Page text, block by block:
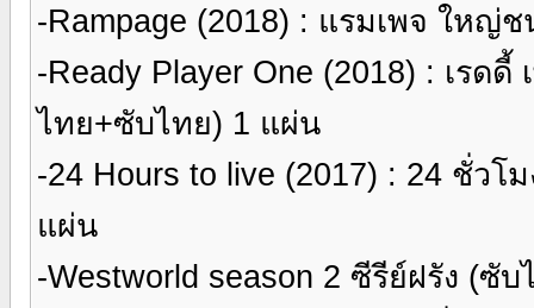
-Rampage (2018) : แรมเพจ ใหญ่
-Ready Player One (2018) : เรด
ไทย+ซับไทย) 1 แผ่น
-24 Hours to live (2017) : 24 ชั่วโ
แผ่น
-Westworld season 2 ซีรีย์ฝรัง (ซั